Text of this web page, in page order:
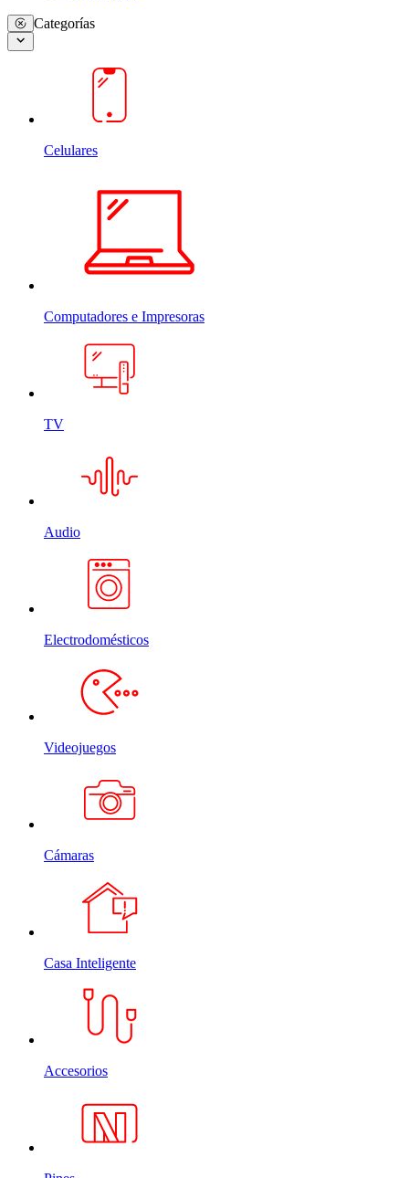
Categorías
Celulares
Computadores e Impresoras
TV
Audio
Electrodomésticos
Videojuegos
Cámaras
Casa Inteligente
Accesorios